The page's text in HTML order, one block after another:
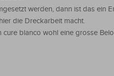
werden, dann ist das ein
die Dreckarbeit macht.
blanco wohl eine grosse